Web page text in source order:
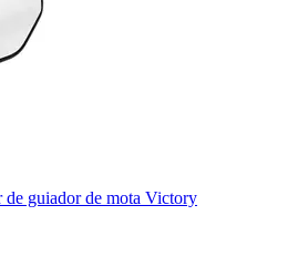
de guiador de mota Victory